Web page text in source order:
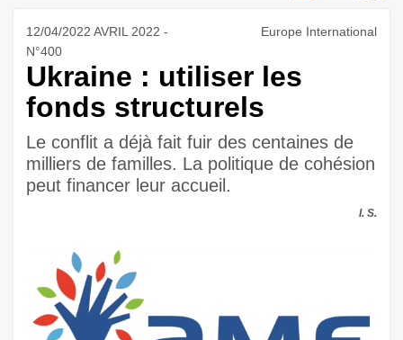
12/04/2022 AVRIL 2022 -
N°400
Europe International
Ukraine : utiliser les
fonds structurels
Le conflit a déjà fait fuir des centaines de
milliers de familles. La politique de cohésion
peut financer leur accueil.
I. S.